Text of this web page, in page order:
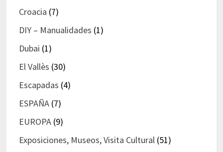
Croacia (7)
DIY – Manualidades (1)
Dubai (1)
El Vallès (30)
Escapadas (4)
ESPAÑA(7)
EUROPA(9)
Exposiciones, Museos, Visita Cultural(51)